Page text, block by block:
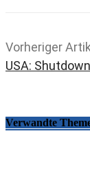
Vorheriger
USA:
Verwandte